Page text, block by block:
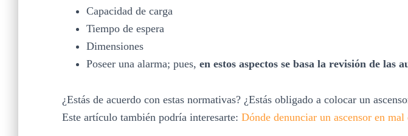
Capacidad de carga
Tiempo de espera
Dimensiones
Poseer una alarma; pues, en estos aspectos se basa la revisión de las
¿Estás de acuerdo con estas normativas? ¿Estás obligado a colocar un
Este artículo también podría interesarte: Dónde denunciar un ascensor en mal